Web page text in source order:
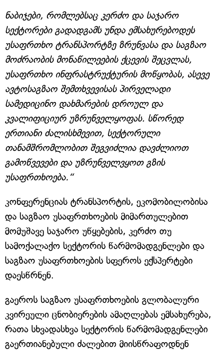
ნაბიჯები, რომლებსაც კერძო და საჯარო
სექტორები გადადგამს უნდა ემსახურებოდეს
უსაფრთხო ტრანსპორტზე ზრუნვასა და საგზაო
მოძრაობის მონაწილეების ქცევის შეცვლას,
უსაფრთხო ინფრასტრუქტურის მოწყობას, ასევე
ავტოსაგზაო შემთხვევისას პირველადი
სამედიცინო დახმარების დროულ და
კვალიფიციურ უზრუნველყოფას. სწორედ
ერთიანი ძალისხმევით, სექტორული
თანამშრომლობით შეგვიძლია დავძლიოთ
გამოწვევები და უზრუნველვყოთ გზის
უსაფრთხოება.“
კონფერენციას ტრანსპორტის, ეკომობილობისა
და საგზაო უსაფრთხოების მიმართულებით
მომუშავე საჯარო უწყებების, კერძო თუ
სამოქალაქო სექტორის წარმომადგენლები და
საგზაო უსაფრთხოების სფეროს ექსპერტები
დაესწრნენ.
გაეროს საგზაო უსაფრთხოების გლობალური
კვირეული ცნობიერების ამაღლებას ემსახურება,
რათა სხვადასხვა სექტორის წარმომადგენლები
გაერთიანებული ძალებით მიისწრაფოდნენ